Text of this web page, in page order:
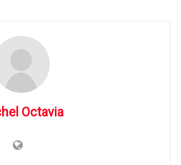
Octavia